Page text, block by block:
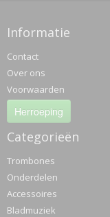
Informatie
Contact
Over ons
Voorwaarden
Herroeping
Categorieën
Trombones
Onderdelen
Accessoires
Bladmuziek